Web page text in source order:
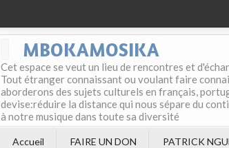
MBOKAMOSIKA
Cet espace se veut un lieu de rencontres et
Tout étranger connaissant ou voulant faire
aborderons des sujets culturels en français,
devise:réduire la distance qui nous sépare du
à notre musique dans toute sa diversité
Accueil FAIRE UN DON
PATRICK